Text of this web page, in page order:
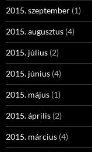
2015. szeptember (1)
2015. augusztus (4)
2015. július (2)
2015. június (4)
2015. május (1)
2015. április (2)
2015. március (4)